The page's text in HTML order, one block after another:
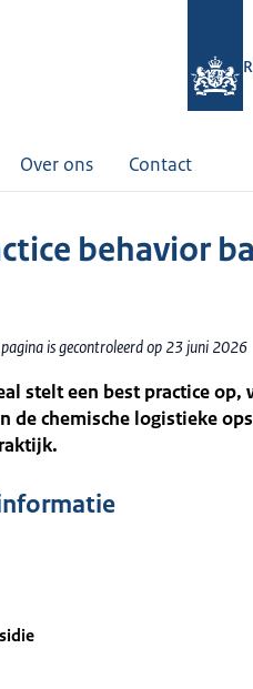
Over ons Contact
behavior
is gecontroleerd op 23 juni 2026
stelt een best practice
de chemische logistieke